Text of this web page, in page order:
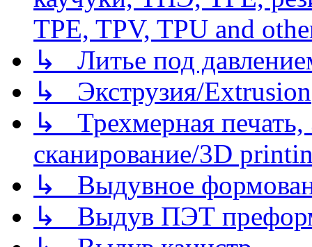
TPE, TPV, TPU and
↳ Литье под
↳ Экструзия/Extrusion
↳ Трехмерная
сканирование/3D
↳ Выдувное
↳ Выдув ПЭТ